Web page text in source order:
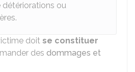
détériorations ou
doit se constituer
des dommages et